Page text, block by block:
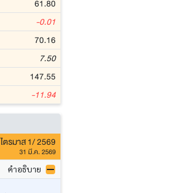
61.80
-0.01
70.16
7.50
147.55
-11.94
ไตรมาส 1/ 2569
31 มี.ค. 2569
คำอธิบาย